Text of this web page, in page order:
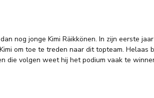
nog jonge Kimi Räikkönen. In zijn eerste
om toe te treden naar dit topteam. Helaas
die volgen weet hij het podium vaak te